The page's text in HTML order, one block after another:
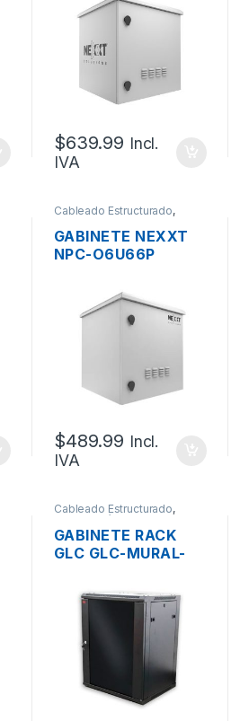
GALVANIZADO
SOPORTE PESADO
MONTAJE POSTE
60X64X60CM 2
VENTILADORES +
TERMOSTATO +
$639.99 Incl.
IVA
Cableado Estructurado,
GABINETE NEXXT
NPC-O6U66P
GALVANIZADO
SOPORTE PESADO
VENTILADORES +
TERMOSTATO +
$489.99 Incl.
IVA
Cableado Estructurado,
Metalmecánicos
GABINETE RACK
GLC GLC-MURAL-
DE PARED 15UR
(77X60X45CM)